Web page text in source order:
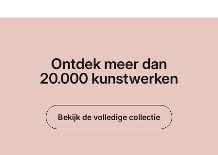
Ontdek meer dan
20.000 kunstwerken
Bekijk de volledige collectie